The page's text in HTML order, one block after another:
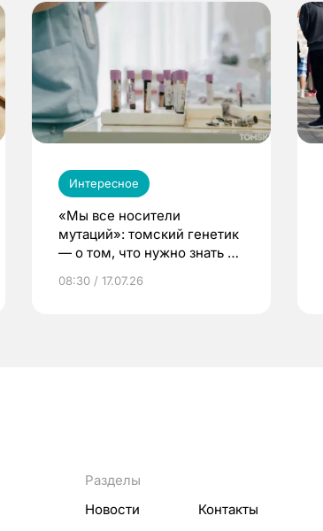
Интересное
«Мы все носители
мутаций»: томский генетик
— о том, что нужно знать до
08:30 / 17.07.26
Разделы
Новости
Контакты